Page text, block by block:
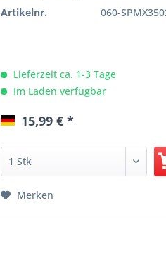
Artikelnr. 060-
Lieferzeit ca. 1-3 Tage
Im Laden verfügbar
15,99 € *
Merken